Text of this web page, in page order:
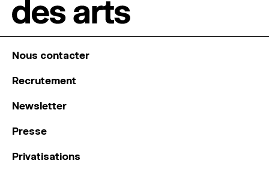
Nous contacter
Recrutement
Newsletter
Presse
Privatisations